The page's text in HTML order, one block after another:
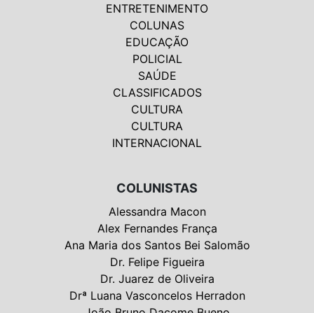
ENTRETENIMENTO
COLUNAS
EDUCAÇÃO
POLICIAL
SAÚDE
CLASSIFICADOS
CULTURA
CULTURA
INTERNACIONAL
COLUNISTAS
Alessandra Macon
Alex Fernandes França
Ana Maria dos Santos Bei Salomão
Dr. Felipe Figueira
Dr. Juarez de Oliveira
Drª Luana Vasconcelos Herradon